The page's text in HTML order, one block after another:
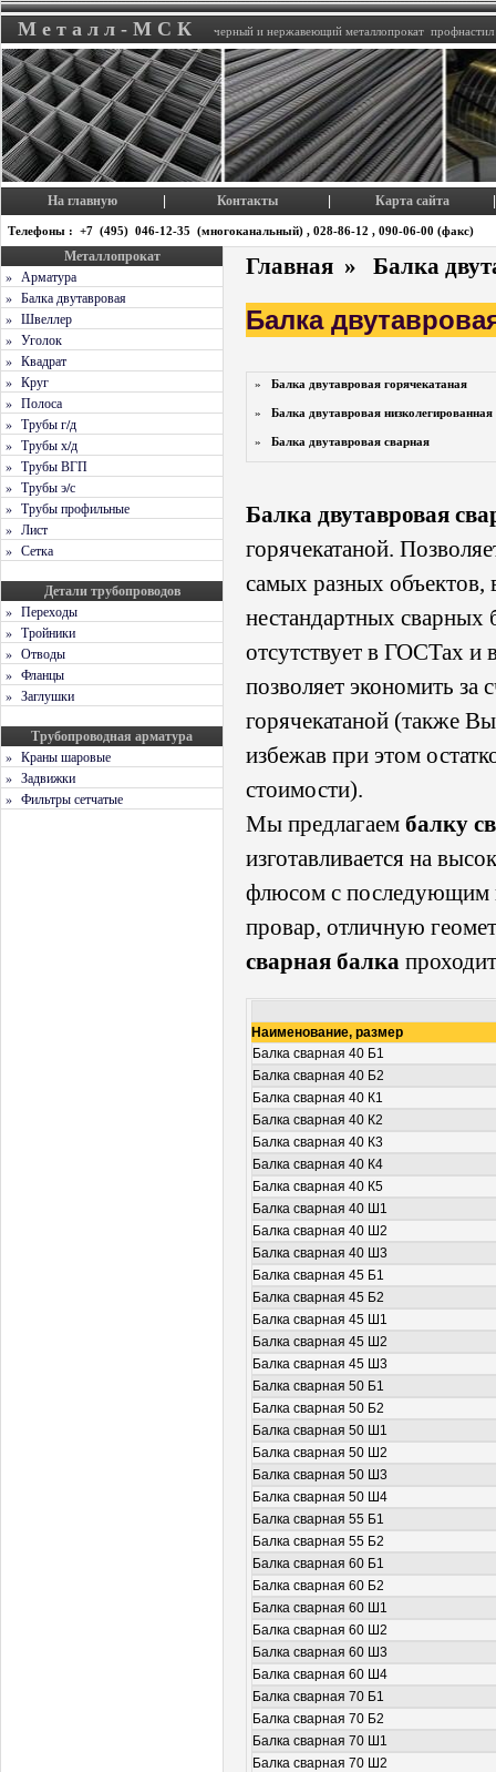
М е т а л л - М С К черный и нержавеющий металлопрокат
На главную Контакты Карта сайта
Телефоны : +7 (495) 046-12-35 (многоканальный) , 028-86-12 , 090-06-00 (факс)
Главная » Балка
Балка
» Балка двутавровая горячекатаная
» Балка двутавровая
» Балка двутавровая сварная
Балка двутавровая
горячекатаной.
самых разных объектов,
нестандартных сварных
отсутствует в ГОСТах и
позволяет экономить за
горячекатаной (также
избежав при этом
стоимости).
Мы предлагаем балку
изготавливается на
флюсом с последующим
провар, отличную
сварная балка
Наименование, размер
Балка сварная 40 Б1
Балка сварная 40 Б2
Балка сварная 40 К1
Балка сварная 40 К2
Балка сварная 40 К3
Балка сварная 40 К4
Балка сварная 40 К5
Балка сварная 40 Ш1
Балка сварная 40 Ш2
Балка сварная 40 Ш3
Балка сварная 45 Б1
Балка сварная 45 Б2
Балка сварная 45 Ш1
Балка сварная 45 Ш2
Балка сварная 45 Ш3
Балка сварная 50 Б1
Балка сварная 50 Б2
Балка сварная 50 Ш1
Балка сварная 50 Ш2
Балка сварная 50 Ш3
Балка сварная 50 Ш4
Балка сварная 55 Б1
Балка сварная 55 Б2
Балка сварная 60 Б1
Балка сварная 60 Б2
Балка сварная 60 Ш1
Балка сварная 60 Ш2
Балка сварная 60 Ш3
Балка сварная 60 Ш4
Балка сварная 70 Б1
Балка сварная 70 Б2
Балка сварная 70 Ш1
Балка сварная 70 Ш2
Металлопрокат
» Арматура
» Балка двутавровая
» Швеллер
» Уголок
» Квадрат
» Круг
» Полоса
» Трубы г/д
» Трубы х/д
» Трубы ВГП
» Трубы э/с
» Трубы профильные
» Лист
» Сетка
Детали трубопроводов
» Переходы
» Тройники
» Отводы
» Фланцы
» Заглушки
Трубопроводная арматура
» Краны шаровые
» Задвижки
» Фильтры сетчатые